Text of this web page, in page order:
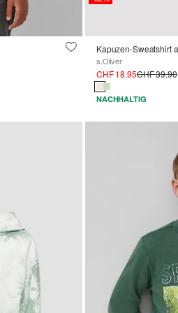
s.Oliver
CHF 18.95CHF 39.90
NACHHALTIG